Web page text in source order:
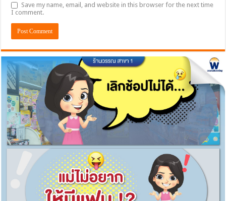
Save my name, email, and website in this browser for the next time
I comment.